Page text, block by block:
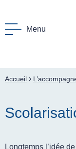
Menu
Le GPF
Accueil ›
Longtemps l’idée